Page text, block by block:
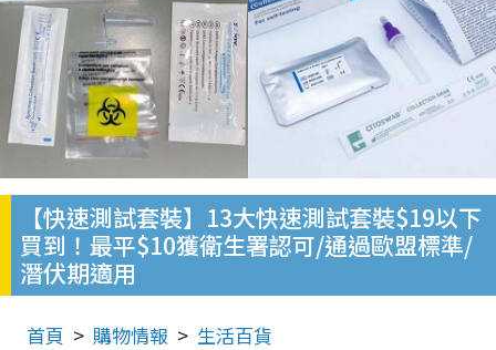
【快速測試套裝】13大快速測試套裝$19以下
買到！最平$10獲衛生署認可/通過歐盟標準/
潛伏期適用
首頁 購物情報 生活百貨